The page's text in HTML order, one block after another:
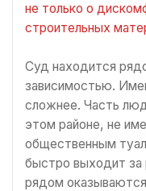
не только о
строительных
Суд находится
зависимостью.
сложнее. Часть
этом районе, не
общественным
быстро выходит за
рядом